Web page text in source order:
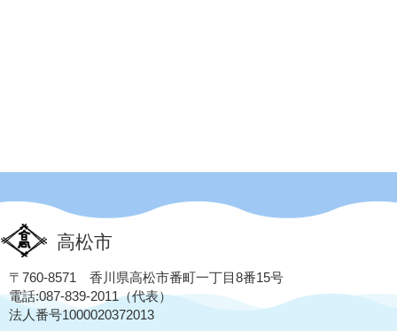
高松市
〒760-8571 香川県高松市番町一丁目8番15号
電話:087-839-2011（代表）
法人番号1000020372013